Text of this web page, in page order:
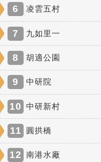
6 凌雲五村
7 九如里一
8 胡適公園
9 中研院
10 中研新村
11 圓拱橋
12 南港水廠